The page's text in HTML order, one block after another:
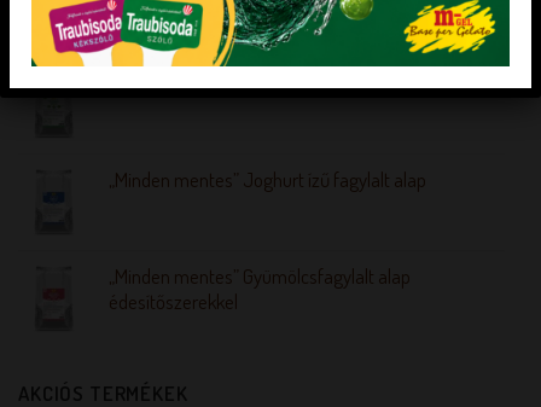
„Mentes” semleges alap hozzáadott cukor nélkül
„Minden mentes” Joghurt ízű fagylalt alap
„Minden mentes” Gyümölcsfagylalt alap
édesítőszerekkel
AKCIÓS TERMÉKEK